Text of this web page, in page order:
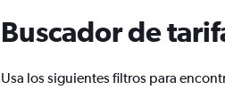
Buscador de
Usa los siguientes filtros para